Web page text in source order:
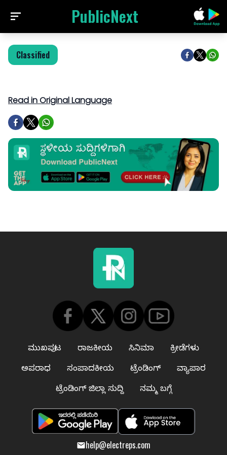
PublicNext
Classified
Read in Original Language
ಮುಖಪುಟ ರಾಜಕೀಯ ಸಿನಿಮಾ
ಕ್ರೀಡೆಗಳು
ಅಪರಾಧ
ಸಂಪಾದಕೀಯ ಟ್ರೆಂಡಿಂಗ್
ವ್ಯಾಪಾರ
ಟ್ರೆಂಡಿಂಗ್ ಜಿಲ್ಲಾ ಸುದ್ದಿ
ನಮ್ಮ ಬಗ್ಗೆ
help@electreps.com